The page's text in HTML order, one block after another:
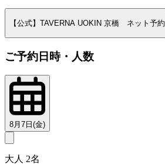
【公式】TAVERNA UOKIN 京橋 ネット予約
ご予約日時・人数
8月7日(金)
大人 2名